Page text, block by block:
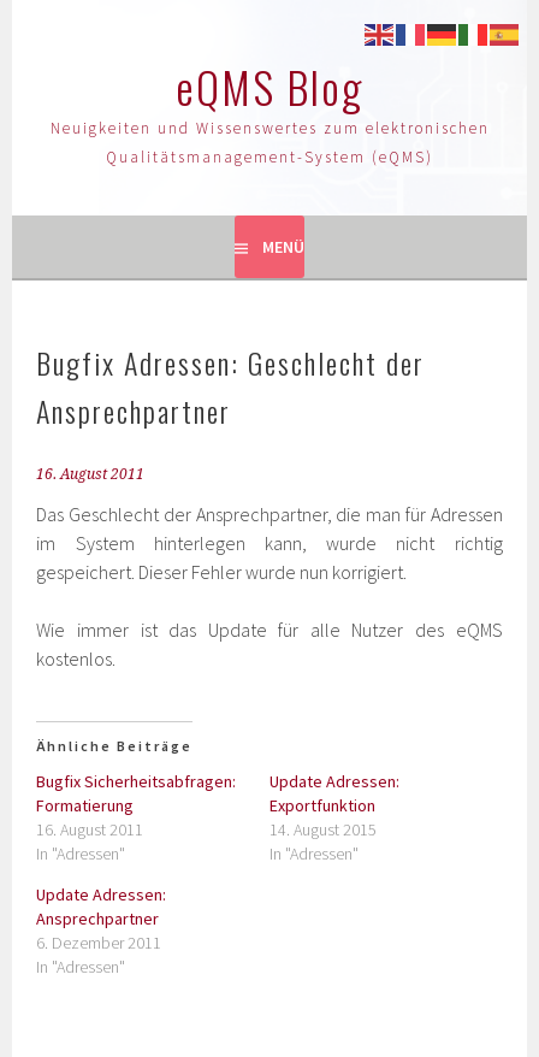
eQMS Blog
Neuigkeiten und Wissenswertes zum elektronischen
Qualitätsmanagement-System (eQMS)
MENÜ
Bugfix Adressen: Geschlecht der
Ansprechpartner
16. August 2011
Das Geschlecht der Ansprechpartner, die man für Adressen
im System hinterlegen kann, wurde nicht richtig
gespeichert. Dieser Fehler wurde nun korrigiert.
Wie immer ist das Update für alle Nutzer des eQMS
kostenlos.
Ähnliche Beiträge
Bugfix Sicherheitsabfragen:
Formatierung
16. August 2011
In "Adressen"
Update Adressen:
Exportfunktion
14. August 2015
In "Adressen"
Update Adressen:
Ansprechpartner
6. Dezember 2011
In "Adressen"